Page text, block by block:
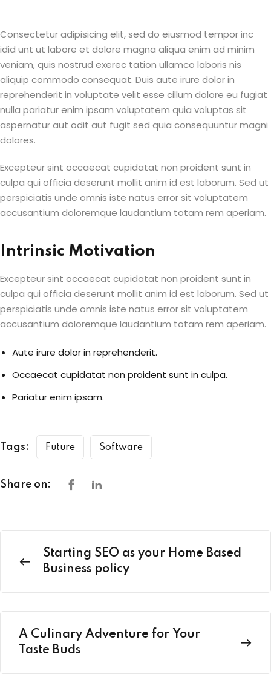
Consectetur adipisicing elit, sed do eiusmod tempor inc
idid unt ut labore et dolore magna aliqua enim ad minim
veniam, quis nostrud exerec tation ullamco laboris nis
aliquip commodo consequat. Duis aute irure dolor in
reprehenderit in voluptate velit esse cillum dolore eu fugiat
nulla pariatur enim ipsam voluptatem quia voluptas sit
aspernatur aut odit aut fugit sed quia consequuntur magni
dolores.
Excepteur sint occaecat cupidatat non proident sunt in
culpa qui officia deserunt mollit anim id est laborum. Sed ut
perspiciatis unde omnis iste natus error sit voluptatem
accusantium doloremque laudantium totam rem aperiam.
Intrinsic Motivation
Excepteur sint occaecat cupidatat non proident sunt in
culpa qui officia deserunt mollit anim id est laborum. Sed ut
perspiciatis unde omnis iste natus error sit voluptatem
accusantium doloremque laudantium totam rem aperiam.
Aute irure dolor in reprehenderit.
Occaecat cupidatat non proident sunt in culpa.
Pariatur enim ipsam.
Tags: Future Software
Share on:
Starting SEO as your Home Based
Business policy
A Culinary Adventure for Your
Taste Buds